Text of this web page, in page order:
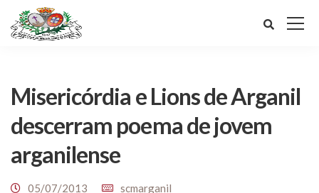
Misericórdia e Lions de Arganil
descerram poema de jovem
arganilense
05/07/2013 scmarganil